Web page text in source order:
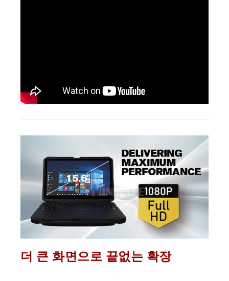
더 큰 화면으로 끝없는 확장